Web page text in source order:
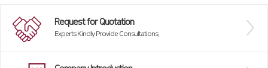
Request for Quotation
Experts Kindly Provide Consultations.